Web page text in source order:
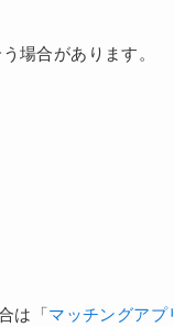
場合があります。
は「マッチングアプ